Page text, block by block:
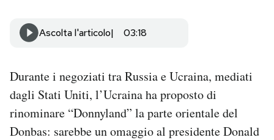
CALENDARIO
Area Personale
Newsletter
Ascolta l'articolo 03:18
Durante i negoziati tra Russia e Ucraina, mediati
dagli Stati Uniti, l’Ucraina ha proposto di
rinominare “Donnyland” la parte orientale del
Donbas: sarebbe un omaggio al presidente Donald